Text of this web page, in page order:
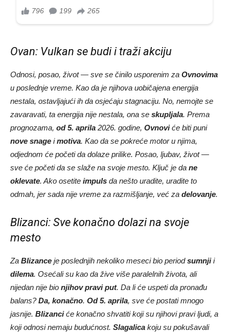
Ovan: Vulkan se budi i traži akciju
Odnosi, posao, život — sve se činilo usporenim za Ovnovima
u poslednje vreme. Kao da je njihova uobičajena energija
nestala, ostavljajući ih da osjećaju stagnaciju. No, nemojte se
zavaravati, ta energija nije nestala, ona se skupljala. Prema
prognozama, od 5. aprila 2026. godine, Ovnoviće biti puni
nove snage imotiva. Kao da se pokreće motor u njima,
odjednom će početi da dolaze prilike. Posao, ljubav, život —
sve će početi da se slaže na svoje mesto. Ključ je da ne
oklevate. Ako osetite impuls da nešto uradite, uradite to
odmah, jer sada nije vreme za razmišljanje, već za delovanje.
Blizanci: Sve konačno dolazi na svoje
mesto
Za Blizance je poslednjih nekoliko meseci bio periodsumnjii
dilema. Osećali su kao da žive više paralelnih života, ali
nijedan nije bio njihov pravi put. Da li će uspeti da pronađu
balans?Da, konačno. Od 5. aprila, sve će postati mnogo
jasnije. Blizanciće konačno shvatiti koji su njihovi pravi ljudi, a
koji odnosi nemaju budućnost. Slagalica koju su pokušavali